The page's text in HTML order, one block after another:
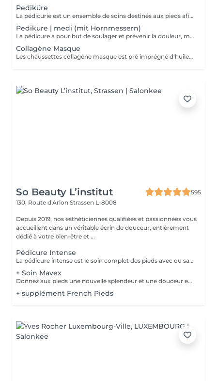
Pediküre
La pédicurie est un ensemble de soins destinés aux pieds afin d'améliorer leur confort et leur apparence, ainsi que ceux des ongles. Bain de pieds inclus.
Pediküre | medi (mit Hornmessern)
La pédicure a pour but de soulager et prévenir la douleur, mais également les effets secondaires des pathologies. Cors, durillons, crevasses ou il-de-perdrix sont ainsi traités par une pédicure. (avec coupe cors lames)
Collagène Masque
Les chaussettes collagène masque est pré imprégné d'huile d'argon et d'une émulsion riche en collagène pour pénétrer et hydrater la peau.
So Beauty L’institut
595
130, Route d'Arlon Strassen L-8008
Depuis 2019, nos esthéticiennes qualifiées et passionnées vous
accueillent dans un véritable écrin de douceur, entièrement
dédié à votre bien-être et ...
Pédicure Intense
La pédicure intense est le soin complet des pieds avec ou sans souci particulier. Elle comprend : bain de pied, pousse et coupe des cuticules, coupe et limage des ongles, travail des callosités et/ou cors au bistouri/crédo, rape, gommage, massage avec crème de soin. La pose de vernis transparent est incluse si souhaitée.
+ Soin Mavex
Donnez aux pieds une nouvelle splendeur et une douceur extraordinaire grâce à un traitement agréable et relaxant. Mavex Calluspeeling® est un soin professionnel pour la beauté des pieds qui permet d'obtenir des résultats immédiats et incroyables avec une seule séance. Rapide, facile, et efficace ! Mavex Calluspeeling® peut être réalisé seul comme une pédicure classique mais sans lame ni fraise, ou proposé en complément en cabine lors d'un soin visage (lors de la pose d'un masque), soin corps (lors d'un enveloppement), ou d'un soin des ongles et des cuticules.
+ supplément French Pieds